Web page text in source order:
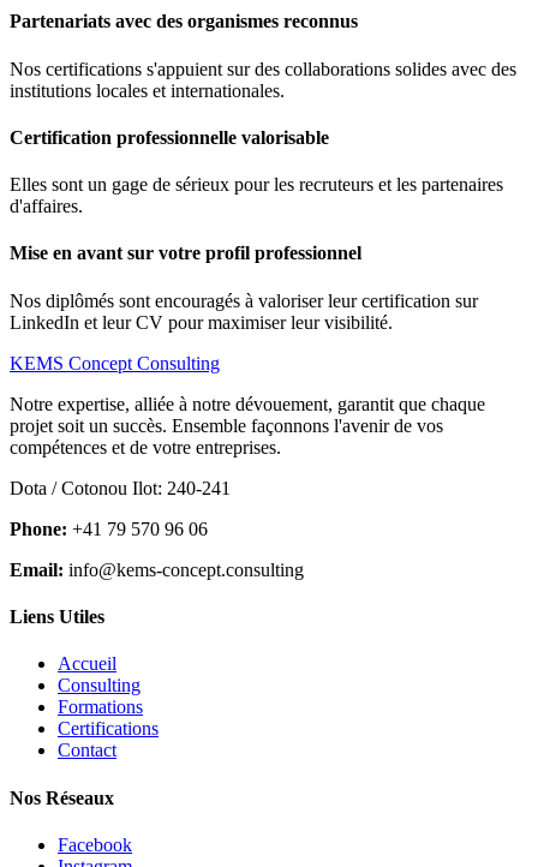
Partenariats avec des organismes reconnus
Nos certifications s'appuient sur des collaborations solides avec des
institutions locales et internationales.
Certification professionnelle valorisable
Elles sont un gage de sérieux pour les recruteurs et les partenaires
d'affaires.
Mise en avant sur votre profil professionnel
Nos diplômés sont encouragés à valoriser leur certification sur
LinkedIn et leur CV pour maximiser leur visibilité.
KEMS Concept Consulting
Notre expertise, alliée à notre dévouement, garantit que chaque
projet soit un succès. Ensemble façonnons l'avenir de vos
compétences et de votre entreprises.
Dota / Cotonou Ilot: 240-241
Phone: +41 79 570 96 06
Email: info@kems-concept.consulting
Liens Utiles
Accueil
Consulting
Formations
Certifications
Contact
Nos Réseaux
Facebook